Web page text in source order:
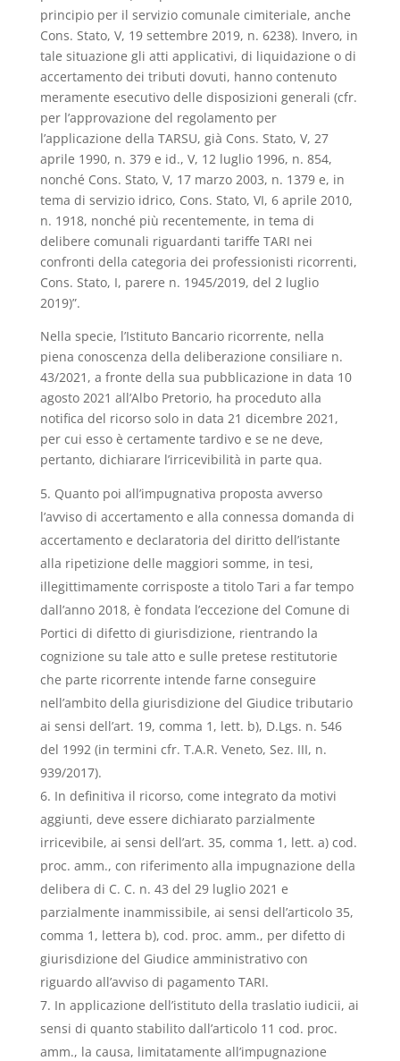
principio per il servizio comunale cimiteriale, anche
Cons. Stato, V, 19 settembre 2019, n. 6238). Invero, in
tale situazione gli atti applicativi, di liquidazione o di
accertamento dei tributi dovuti, hanno contenuto
meramente esecutivo delle disposizioni generali (cfr.
per l’approvazione del regolamento per
l’applicazione della TARSU, già Cons. Stato, V, 27
aprile 1990, n. 379 e id., V, 12 luglio 1996, n. 854,
nonché Cons. Stato, V, 17 marzo 2003, n. 1379 e, in
tema di servizio idrico, Cons. Stato, VI, 6 aprile 2010,
n. 1918, nonché più recentemente, in tema di
delibere comunali riguardanti tariffe TARI nei
confronti della categoria dei professionisti ricorrenti,
Cons. Stato, I, parere n. 1945/2019, del 2 luglio
2019)”.
Nella specie, l’Istituto Bancario ricorrente, nella
piena conoscenza della deliberazione consiliare n.
43/2021, a fronte della sua pubblicazione in data 10
agosto 2021 all’Albo Pretorio, ha proceduto alla
notifica del ricorso solo in data 21 dicembre 2021,
per cui esso è certamente tardivo e se ne deve,
pertanto, dichiarare l’irricevibilità in parte qua.
Quanto poi all’impugnativa proposta avverso
l’avviso di accertamento e alla connessa domanda di
accertamento e declaratoria del diritto dell’istante
alla ripetizione delle maggiori somme, in tesi,
illegittimamente corrisposte a titolo Tari a far tempo
dall’anno 2018, è fondata l’eccezione del Comune di
Portici di difetto di giurisdizione, rientrando la
cognizione su tale atto e sulle pretese restitutorie
che parte ricorrente intende farne conseguire
nell’ambito della giurisdizione del Giudice tributario
ai sensi dell’art. 19, comma 1, lett. b), D.Lgs. n. 546
del 1992 (in termini cfr. T.A.R. Veneto, Sez. III, n.
939/2017).
In definitiva il ricorso, come integrato da motivi
aggiunti, deve essere dichiarato parzialmente
irricevibile, ai sensi dell’art. 35, comma 1, lett. a) cod.
proc. amm., con riferimento alla impugnazione della
delibera di C. C. n. 43 del 29 luglio 2021 e
parzialmente inammissibile, ai sensi dell’articolo 35,
comma 1, lettera b), cod. proc. amm., per difetto di
giurisdizione del Giudice amministrativo con
riguardo all’avviso di pagamento TARI.
In applicazione dell’istituto della traslatio iudicii, ai
sensi di quanto stabilito dall’articolo 11 cod. proc.
amm., la causa, limitatamente all’impugnazione